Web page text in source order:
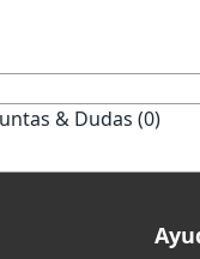
& Dudas (0)